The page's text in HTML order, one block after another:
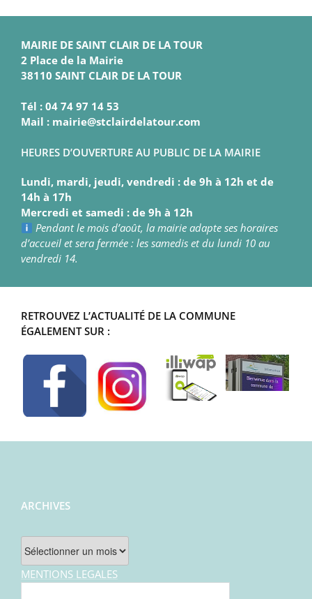
MAIRIE DE SAINT CLAIR DE LA TOUR
2 Place de la Mairie
38110 SAINT CLAIR DE LA TOUR
Tél : 04 74 97 14 53
Mail : mairie@stclairdelatour.com
HEURES D’OUVERTURE AU PUBLIC DE LA MAIRIE
Lundi, mardi, jeudi, vendredi : de 9h à 12h et de
14h à 17h
Mercredi et samedi : de 9h à 12h
Pendant le mois d’août, la mairie adapte ses horaires
d’accueil et sera fermée : les samedis et du lundi 10 au
vendredi 14.
RETROUVEZ L’ACTUALITÉ DE LA COMMUNE
ÉGALEMENT SUR :
ARCHIVES
Archives
MENTIONS LEGALES